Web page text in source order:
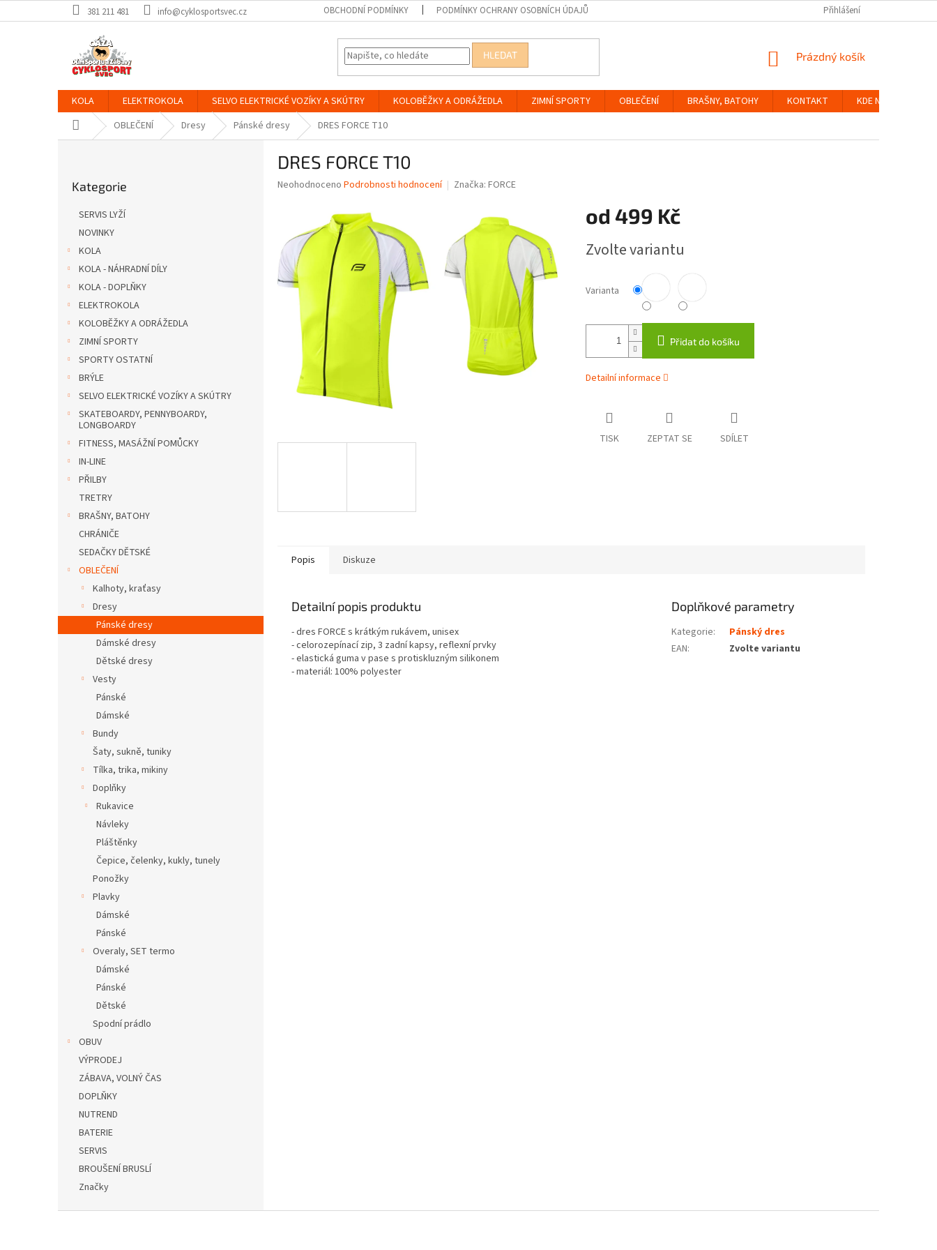
na
381 211 481 info@cyklosportsvec.cz OBCHODNÍ PODMÍNKY PODMÍNKY OCHRANY OSOBNÍCH ÚDAJŮ Přihlášení
HLEDAT
NÁKUPNÍ
Prázdný košík
KOLA ELEKTROKOLA SELVO ELEKTRICKÉ VOZÍKY A SKÚTRY KOLOBĚŽKY A ODRÁŽEDLA ZIMNÍ SPORTY OBLEČENÍ BRAŠNY, BATOHY KONTAKT
KDE NÁS NAJDETE
Domů OBLEČENÍ Dresy Pánské dresy DRES FORCE T10
kategorie
Kategorie
SERVIS LYŽÍ
NOVINKY
KOLA
KOLA - NÁHRADNÍ DÍLY
KOLA - DOPLŇKY
ELEKTROKOLA
KOLOBĚŽKY A ODRÁŽEDLA
ZIMNÍ SPORTY
SPORTY OSTATNÍ
BRÝLE
SELVO ELEKTRICKÉ VOZÍKY A SKÚTRY
SKATEBOARDY, PENNYBOARDY,
LONGBOARDY
FITNESS, MASÁŽNÍ POMŮCKY
IN-LINE
PŘILBY
TRETRY
BRAŠNY, BATOHY
CHRÁNIČE
SEDAČKY DĚTSKÉ
OBLEČENÍ
Kalhoty, kraťasy
Dresy
Pánské dresy
Dámské dresy
Dětské dresy
Vesty
Pánské
Dámské
Bundy
Šaty, sukně, tuniky
Tílka, trika, mikiny
Doplňky
Rukavice
Návleky
Pláštěnky
Čepice, čelenky, kukly, tunely
Ponožky
Plavky
Dámské
Pánské
Overaly, SET termo
Dámské
Pánské
Dětské
Spodní prádlo
OBUV
VÝPRODEJ
ZÁBAVA, VOLNÝ ČAS
DOPLŇKY
NUTREND
BATERIE
SERVIS
BROUŠENÍ BRUSLÍ
Značky
DRES FORCE T10
Průměrné
0,0
z
5
hvězdiček.
Neohodnoceno Podrobnosti hodnocení Značka: FORCE
od 499 Kč
cena:
Zvolte variantu
Varianta
Přidat do košíku
Detailní informace
TISK ZEPTAT SE SDÍLET
Popis Diskuze
Detailní popis produktu
- dres FORCE s krátkým rukávem, unisex
- celorozepínací zip, 3 zadní kapsy, reflexní prvky
- elastická guma v pase s protiskluzným silikonem
- materiál: 100% polyester
Doplňkové parametry
Kategorie:
Pánský dres
EAN: Zvolte variantu